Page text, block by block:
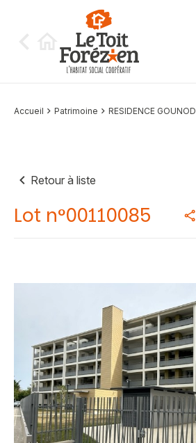
Accueil Patrimoine RESIDENCE GOUNOD
Retour à liste
Lot n°00110085